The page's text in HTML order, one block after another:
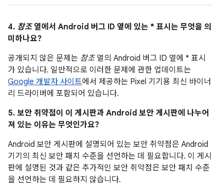
4. 참조열에서 Android 버그 ID 옆에 있는 * 표시는 무엇을 의
미하나요?
공개되지 않은 문제는 참조열의 Android 버그 ID 옆에 * 표시
가 있습니다. 일반적으로 이러한 문제에 관한 업데이트는
Google 개발자 사이트에서 제공하는 Pixel 기기용 최신 바이너
리 드라이버에 포함되어 있습니다.
5. 보안 취약점이 이 게시판과 Android 보안 게시판에 나누어
져 있는 이유는 무엇인가요?
Android 보안 게시판에 설명되어 있는 보안 취약점은 Android
기기의 최신 보안 패치 수준을 선언하는 데 필요합니다. 이 게시
판에 설명된 것과 같은 추가적인 보안 취약점은 보안 패치 수준
을 선언하는 데 필요하지 않습니다.